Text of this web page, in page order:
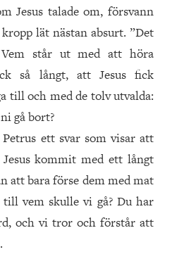
Jesus talade om, försvann
lät nästan absurt. ”Det
står ut med att höra
så långt, att Jesus fick
till och med de tolv utvalda:
gå bort?
ett svar som visar att
kommit med ett långt
att bara förse dem med mat
vem skulle vi gå? Du har
och vi tror och förstår att